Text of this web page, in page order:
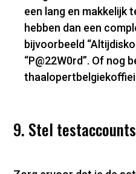
een lang en makkelijk
hebben dan een
bijvoorbeeld
“P@22W0rd”. Of nog
9. Stel